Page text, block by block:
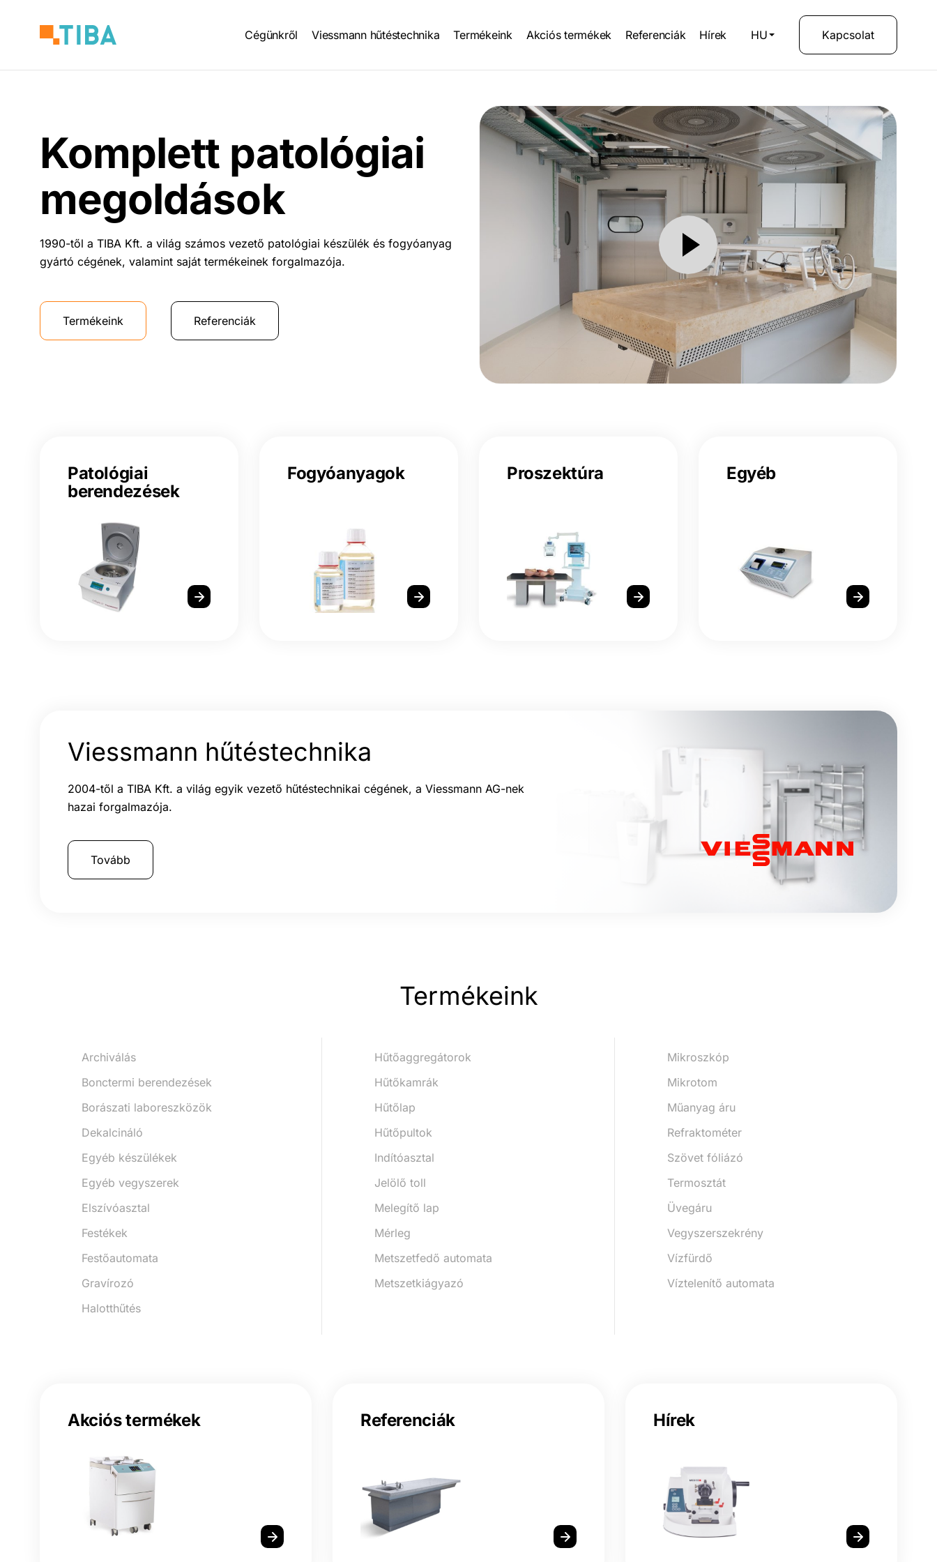
tartalomra
Kapcsolat
HU
Main
Cégünkről Viessmann hűtéstechnika Termékeink Akciós termékek Referenciák Hírek
Komplett patológiai
megoldások
1990-től a TIBA Kft. a világ számos vezető patológiai készülék és fogyóanyag
gyártó cégének, valamint saját termékeinek forgalmazója.
Termékeink Referenciák
Patológiai
berendezések
Fogyóanyagok Proszektúra Egyéb
Viessmann hűtéstechnika
2004-től a TIBA Kft. a világ egyik vezető hűtéstechnikai cégének, a Viessmann AG-nek
hazai forgalmazója.
Tovább
Termékeink
Archiválás
Bonctermi berendezések
Borászati laboreszközök
Dekalcináló
Egyéb készülékek
Egyéb vegyszerek
Elszívóasztal
Festékek
Festőautomata
Gravírozó
Halotthűtés
Hűtőaggregátorok
Hűtőkamrák
Hűtőlap
Hűtőpultok
Indítóasztal
Jelölő toll
Melegítő lap
Mérleg
Metszetfedő automata
Metszetkiágyazó
Mikroszkóp
Mikrotom
Műanyag áru
Refraktométer
Szövet fóliázó
Termosztát
Üvegáru
Vegyszerszekrény
Vízfürdő
Víztelenítő automata
Akciós termékek Referenciák Hírek